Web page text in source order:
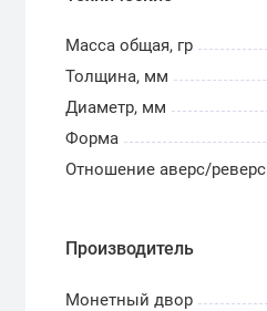
Масса общая, гр
Толщина, мм
Диаметр, мм
Форма
Отношение аверс/реверс
Производитель
Монетный двор